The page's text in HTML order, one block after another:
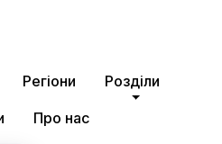
Регіони Розділи
Про нас